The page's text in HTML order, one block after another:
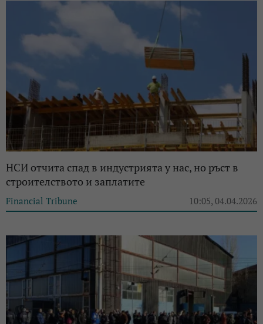
НСИ отчита спад в индустрията у нас, но ръст в
строителството и заплатите
Financial Tribune 10:05, 04.04.2026